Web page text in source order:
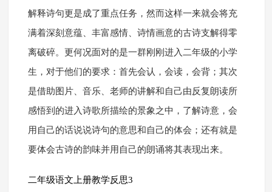
解释诗句更是成了重点任务，然而这样一来就会将充
满着深刻意蕴、丰富感情、诗情画意的古诗支解得零
离破碎。更何况面对的是一群刚刚进入二年级的小学
生，对于他们的要求：首先会认，会读，会背；其次
是借助图片、音乐、老师的讲解和自己由反复朗读所
感悟到的进入诗歌所描绘的景象之中，了解诗意，会
用自己的话说说诗句的意思和自己的体会；还有就是
要体会古诗的韵味并用自己的朗诵将其表现出来。
二年级语文上册教学反思3